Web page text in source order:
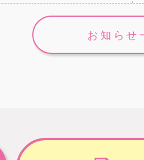
お知らせ